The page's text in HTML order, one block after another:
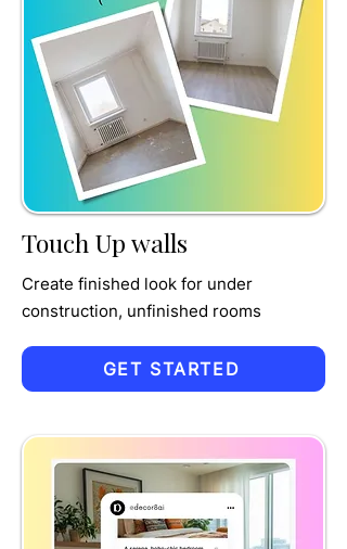
TRU
MPET
Touch Up walls
Create finished look for under
construction, unfinished rooms
GET STARTED